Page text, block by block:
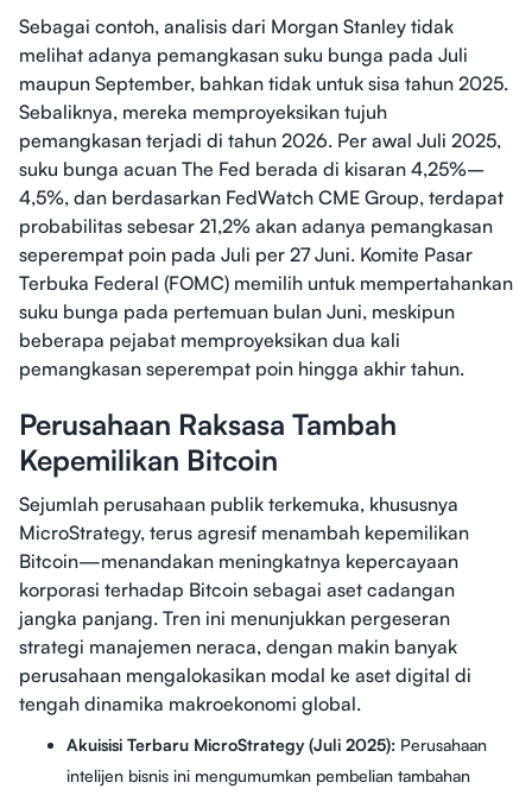
Sebagai contoh, analisis dari Morgan Stanley tidak
melihat adanya pemangkasan suku bunga pada Juli
maupun September, bahkan tidak untuk sisa tahun 2025.
Sebaliknya, mereka memproyeksikan tujuh
pemangkasan terjadi di tahun 2026. Per awal Juli 2025,
suku bunga acuan The Fed berada di kisaran 4,25%–
4,5%, dan berdasarkan FedWatch CME Group, terdapat
probabilitas sebesar 21,2% akan adanya pemangkasan
seperempat poin pada Juli per 27 Juni. Komite Pasar
Terbuka Federal (FOMC) memilih untuk mempertahankan
suku bunga pada pertemuan bulan Juni, meskipun
beberapa pejabat memproyeksikan dua kali
pemangkasan seperempat poin hingga akhir tahun.
Perusahaan Raksasa Tambah
Kepemilikan Bitcoin
Sejumlah perusahaan publik terkemuka, khususnya
MicroStrategy, terus agresif menambah kepemilikan
Bitcoin—menandakan meningkatnya kepercayaan
korporasi terhadap Bitcoin sebagai aset cadangan
jangka panjang. Tren ini menunjukkan pergeseran
strategi manajemen neraca, dengan makin banyak
perusahaan mengalokasikan modal ke aset digital di
tengah dinamika makroekonomi global.
Akuisisi Terbaru MicroStrategy (Juli 2025): Perusahaan
intelijen bisnis ini mengumumkan pembelian tambahan